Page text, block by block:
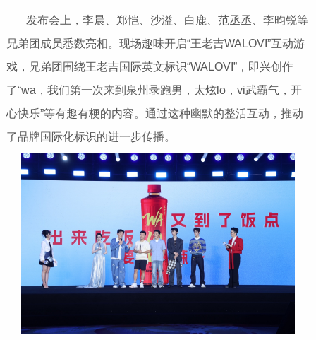
发布会上，李晨、郑恺、沙溢、白鹿、范丞丞、李昀锐等
兄弟团成员悉数亮相。现场趣味开启“王老吉WALOVI”互动游
戏，兄弟团围绕王老吉国际英文标识“WALOVI”，即兴创作
了“wa，我们第一次来到泉州录跑男，太炫lo，vi武霸气，开
心快乐”等有趣有梗的内容。通过这种幽默的整活互动，推动
了品牌国际化标识的进一步传播。